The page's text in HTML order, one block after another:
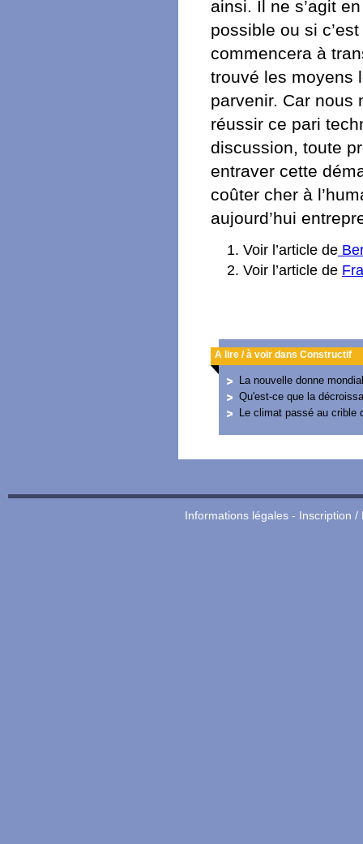
ainsi. Il ne s’agit
possible ou si
commencera à
trouvé les moyens
parvenir. Car nous
réussir ce pari
discussion, toute
entraver cette
coûter cher à
aujourd’hui
Voir l’article de
Voir l’article de
A lire / à voir dans Constructif
La nouvelle donne
Qu'est-ce que la
Le climat passé au crible
Informations légales- Inscription